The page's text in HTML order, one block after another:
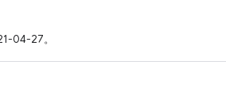
04-27。